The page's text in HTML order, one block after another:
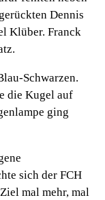
Dennis
Klüber. Franck
Schwarzen.
die Kugel auf
ging
sich der FCH
mal mehr, mal